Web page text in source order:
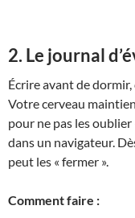
2. Le journal
Écrire avant de
Votre cerveau
pour ne pas les
dans un navigateur.
peut les « fermer ».
Comment faire :